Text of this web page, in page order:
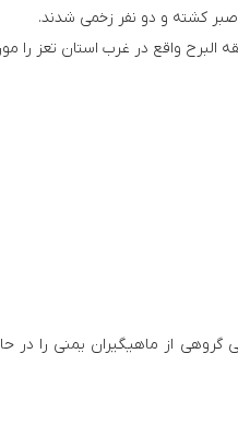
کشته و دو نفر زخمی شدند.
گروهی از ماهیگیران یمنی را